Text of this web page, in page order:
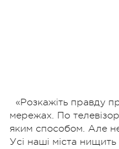
«Розкажіть правду
мережах. По
яким способом. Але не
Усі наші міста нищить